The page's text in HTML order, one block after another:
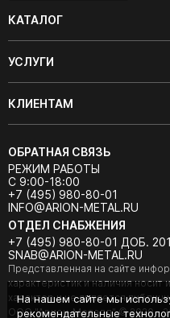
КАТАЛОГ
УСЛУГИ
КЛИЕНТАМ
ОБРАТНАЯ СВЯЗЬ
РЕЖИМ РАБОТЫ
С 9:00-18:00
+7 (495) 980-80-01
INFO@ARION-METAL.RU
ОТДЕЛ СНАБЖЕНИЯ
+7 (495) 980-80-01 ДОБ. 201
SNAB@ARION-METAL.RU
Представленная на сайте
характеристик и наличия
характер и не является
ООО "Арион-Металл" © 2020 -
На нашем сайте мы
рекомендательные